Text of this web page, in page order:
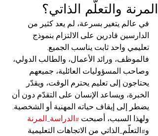
المرنة والتعلّم الذاتي؟
في عالم يتغير بسرعة، لم يعد كثير من
الدارسين قادرين على الالتزام بنموذج
تعليمي واحد ثابت يناسب الجميع.
فالموظف، ورائد الأعمال، والطالب الدولي،
وصاحب المسؤوليات العائلية، جميعهم
يحتاجون إلى تعليم يحترم الوقت، ويقدّر
الخبرة، ويساعد الإنسان على التقدّم دون أن
يضطر إلى إيقاف حياته المهنية أو الشخصية.
ولهذا السبب، أصبحت #الدراسة_المرنة
و#التعلّم_الذاتي من الاتجاهات التعليمية